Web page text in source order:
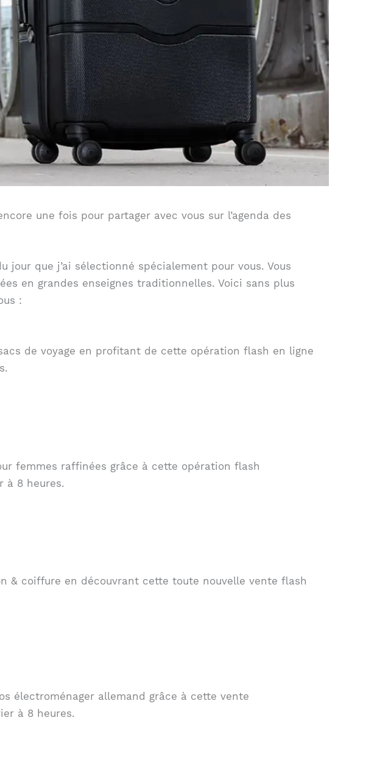
une fois pour partager avec vous sur l’agenda des
que j’ai sélectionné spécialement pour vous. Vous
en grandes enseignes traditionnelles. Voici sans plus
:
de voyage en profitant de cette opération flash en ligne
femmes raffinées grâce à cette opération flash
à 8 heures.
& coiffure en découvrant cette toute nouvelle vente flash
électroménager allemand grâce à cette vente
à 8 heures.